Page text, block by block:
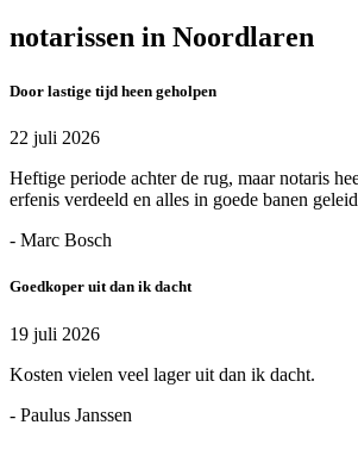
notarissen in Noordlaren
Door lastige tijd heen geholpen
22 juli 2026
Heftige periode achter de rug, maar notaris
erfenis verdeeld en alles in goede banen
- Marc Bosch
Goedkoper uit dan ik dacht
19 juli 2026
Kosten vielen veel lager uit dan ik dacht.
- Paulus Janssen